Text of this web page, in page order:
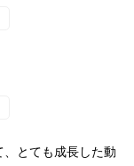
とても成長した動